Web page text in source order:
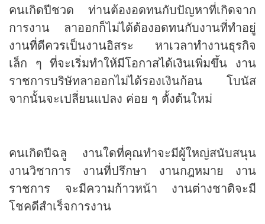
คนเกิดปีชวด ท่านต้องอดทนกับปัญหาที่เกิดจาก
การงาน ลาออกก็ไม่ได้ต้องอดทนกับงานที่ทำอยู่
งานที่ดีควรเป็นงานอิสระ หาเวลาทำงานธุรกิจ
เล็ก ๆ ที่จะเริ่มทำให้มีโอกาสได้เงินเพิ่มขึ้น งาน
ราชการบริษัทลาออกไม่ได้รองเงินก้อน โบนัส
จากนั้นจะเปลี่ยนแปลง ค่อย ๆ ตั้งต้นใหม่
คนเกิดปีฉลู งานใดที่คุณทำจะมีผู้ใหญ่สนับสนุน
งานวิชาการ งานที่ปรึกษา งานกฎหมาย งาน
ราชการ จะมีความก้าวหน้า งานต่างชาติจะมี
โชคดีสำเร็จการงาน